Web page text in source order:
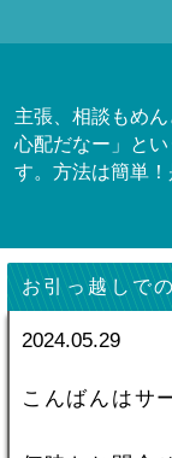
主張、相談もめ
心配だなー」と
す。方法は簡単
お引っ越しで
2024.05.29
こんばんはサ